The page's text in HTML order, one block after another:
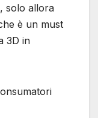
solo allora
è un must
3D in